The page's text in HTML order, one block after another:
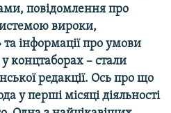
повідомлення про
вироки,
інформації про умови
у концтаборах – стали
редакції. Ось про що
у перші місяці діяльності